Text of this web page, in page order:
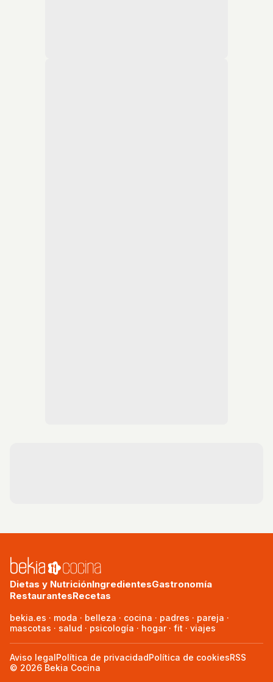
Dietas y NutriciónIngredientesGastronomía
RestaurantesRecetas
bekia.es · moda · belleza · cocina · padres · pareja ·
mascotas · salud · psicología · hogar· fit · viajes
Aviso legalPolítica de privacidadPolítica de cookiesRSS
© 2026 Bekia Cocina